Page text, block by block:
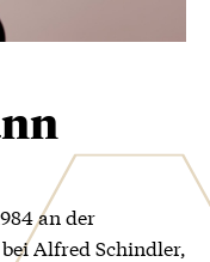
an der
Alfred Schindler,